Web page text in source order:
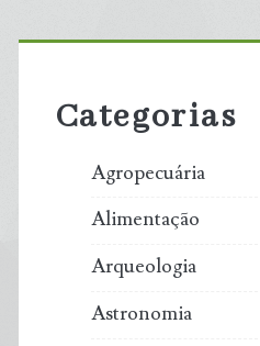
Primary
Sidebar
Categorias
Agropecuária
Alimentação
Arqueologia
Astronomia